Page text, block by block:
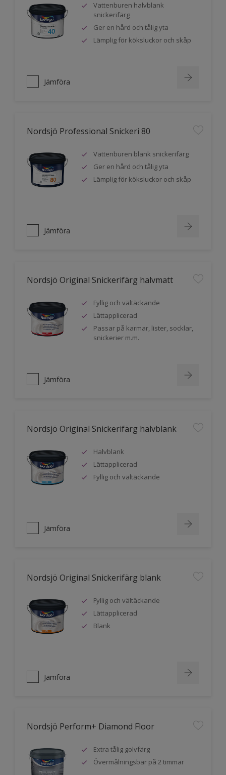
Vattenburen halvblank
snickerifärg
Ger en hård och tålig yta
Lämplig för köksluckor och skåp
Jämföra
Nordsjö Professional Snickeri 80
Vattenburen blank snickerifärg
Ger en hård och tålig yta
Lämplig för köksluckor och skåp
Jämföra
Nordsjö Original Snickerifärg halvmatt
Fyllig och vältäckande
Lättapplicerad
Passar på karmar, lister, socklar,
snickerier m.m.
Jämföra
Nordsjö Original Snickerifärg halvblank
Halvblank
Lättapplicerad
Fyllig och vältäckande
Jämföra
Nordsjö Original Snickerifärg blank
Fyllig och vältäckande
Lättapplicerad
Blank
Jämföra
Nordsjö Perform+ Diamond Floor
Extra tålig golvfärg
Övermålningsbar på 2 timmar